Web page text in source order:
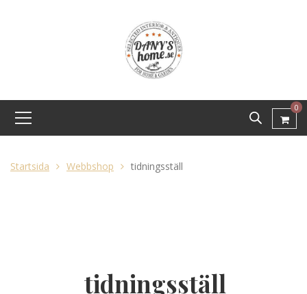
0
Startsida Webbshop tidningsställ
tidningsställ